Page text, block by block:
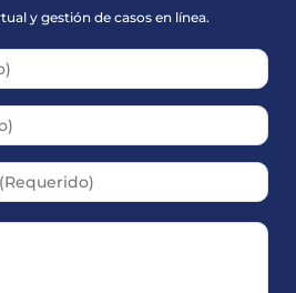
y gestión de casos en línea.
Please leave this field